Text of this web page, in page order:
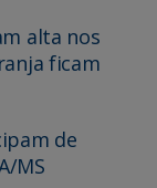
alta nos
ficam
de
MS